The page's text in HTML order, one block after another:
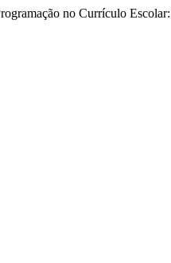
no Currículo